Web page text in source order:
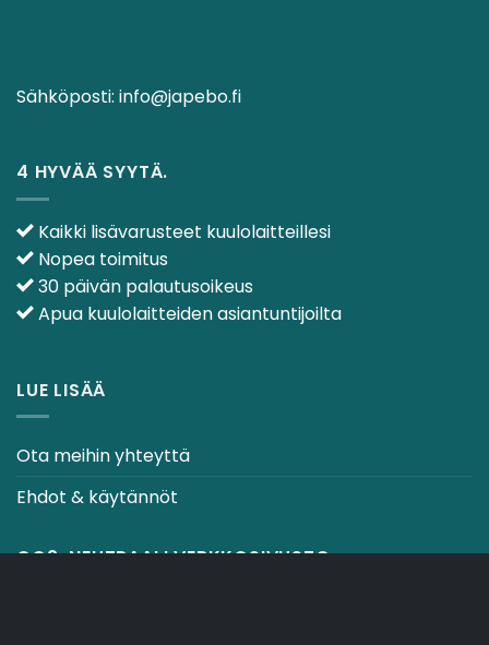
Sähköposti: info@japebo.fi
4 HYVÄÄ SYYTÄ.
Kaikki lisävarusteet kuulolaitteillesi
Nopea toimitus
30 päivän palautusoikeus
Apua kuulolaitteiden asiantuntijoilta
LUE LISÄÄ
Ota meihin yhteyttä
Ehdot & käytännöt
CO2-NEUTRAALI VERKKOSIVUSTO